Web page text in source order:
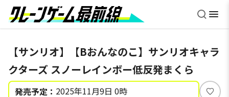
【サンリオ】【Bおんなのこ】サンリオキャラ
クターズ スノーレインボー低反発まくら
発売予定： 2025年11月9日 0時